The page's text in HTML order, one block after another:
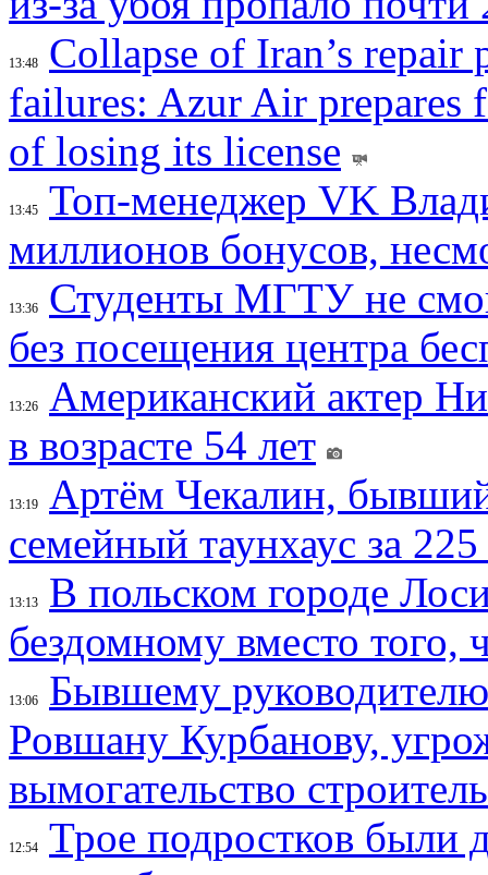
13:48
Collapse of Iran’s repair
failures: Azur Air prepares
of losing its license
13:45
Топ-менеджер VK
миллионов бонусов,
13:36
Студенты МГТУ не
без посещения центра
13:26
Американский актер
в возрасте 54 лет
13:19
Артём Чекалин,
семейный таунхаус за
13:13
В польском городе
бездомному вместо того,
13:06
Бывшему
Ровшану Курбанову,
вымогательство
12:54
Трое подростков были